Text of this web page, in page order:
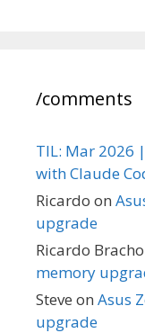
/comments
TIL: Mar 2026
with Claude
Ricardo on
upgrade
Ricardo Bracho
memory
Steve on Asus
upgrade